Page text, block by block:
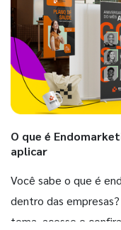
O que é
aplicar
Você sabe o que é
dentro das
tema, acesse e